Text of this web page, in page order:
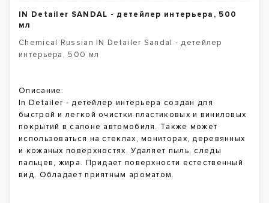
IN Detailer SANDAL - детейлер интерьера, 500
мл
Chemical Russian IN Detailer Sandal - детейлер
интерьера, 500 мл
Описание:
In Detailer - детейлер интерьера создан для
быстрой и легкой очистки пластиковых и виниловых
покрытий в салоне автомобиля. Также может
использоваться на стеклах, мониторах, деревянных
и кожаных поверхностях. Удаляет пыль, следы
пальцев, жира. Придает поверхности естественный
вид. Обладает приятным ароматом.